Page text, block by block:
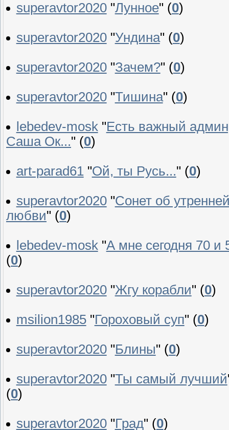
superavtor2020"Лунное" (0)
superavtor2020"Ундина" (0)
superavtor2020"Зачем?" (0)
superavtor2020"Тишина" (0)
lebedev-mosk"Есть важный
Саша Ок..." (0)
art-parad61"Ой, ты Русь..." (0)
superavtor2020"Сонет об
любви" (0)
lebedev-mosk"А мне сегодня 70 и
(0)
superavtor2020"Жгу корабли" (0)
msilion1985"Гороховый суп" (0)
superavtor2020"Блины" (0)
superavtor2020"Ты самый лучший
(0)
superavtor2020"Град" (0)